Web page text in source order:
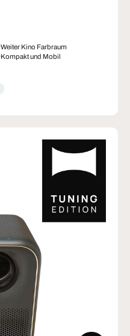
Weiter Kino Farbraum
Kompakt und Mobil